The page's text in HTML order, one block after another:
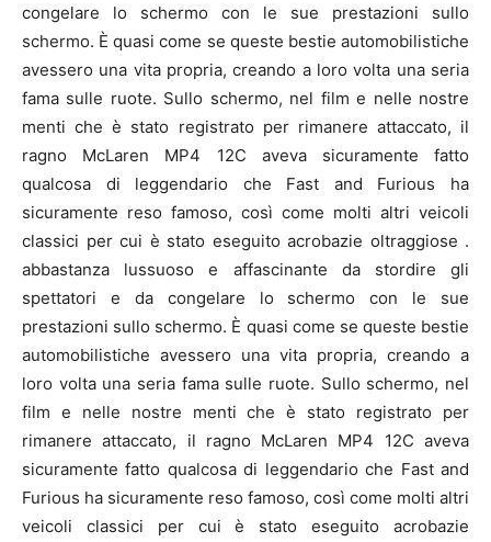
congelare lo schermo con le sue prestazioni sullo
schermo. È quasi come se queste bestie automobilistiche
avessero una vita propria, creando a loro volta una seria
fama sulle ruote. Sullo schermo, nel film e nelle nostre
menti che è stato registrato per rimanere attaccato, il
ragno McLaren MP4 12C aveva sicuramente fatto
qualcosa di leggendario che Fast and Furious ha
sicuramente reso famoso, così come molti altri veicoli
classici per cui è stato eseguito acrobazie oltraggiose .
abbastanza lussuoso e affascinante da stordire gli
spettatori e da congelare lo schermo con le sue
prestazioni sullo schermo. È quasi come se queste bestie
automobilistiche avessero una vita propria, creando a
loro volta una seria fama sulle ruote. Sullo schermo, nel
film e nelle nostre menti che è stato registrato per
rimanere attaccato, il ragno McLaren MP4 12C aveva
sicuramente fatto qualcosa di leggendario che Fast and
Furious ha sicuramente reso famoso, così come molti altri
veicoli classici per cui è stato eseguito acrobazie